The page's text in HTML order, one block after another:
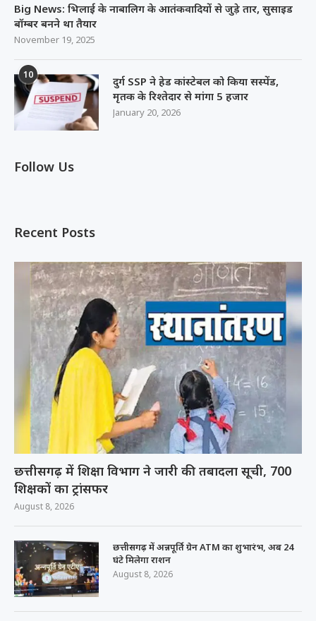
Big News: भिलाई के नाबालिग के आतंकवादियों से जुड़े तार, सुसाइड
बॉम्बर बनने था तैयार
November 19, 2025
10
दुर्ग SSP ने हेड कांस्टेबल को किया सस्पेंड,
मृतक के रिश्तेदार से मांगा 5 हजार
January 20, 2026
Follow Us
Recent Posts
छत्तीसगढ़ में शिक्षा विभाग ने जारी की तबादला सूची, 700
शिक्षकों का ट्रांसफर
August 8, 2026
छत्तीसगढ़ में अन्नपूर्ति ग्रेन ATM का शुभारंभ, अब 24
घंटे मिलेगा राशन
August 8, 2026